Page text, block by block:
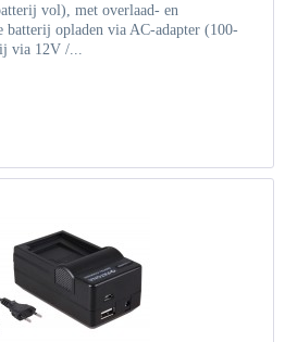
vol), met overlaad- en
opladen via AC-adapter (100-
via 12V /...